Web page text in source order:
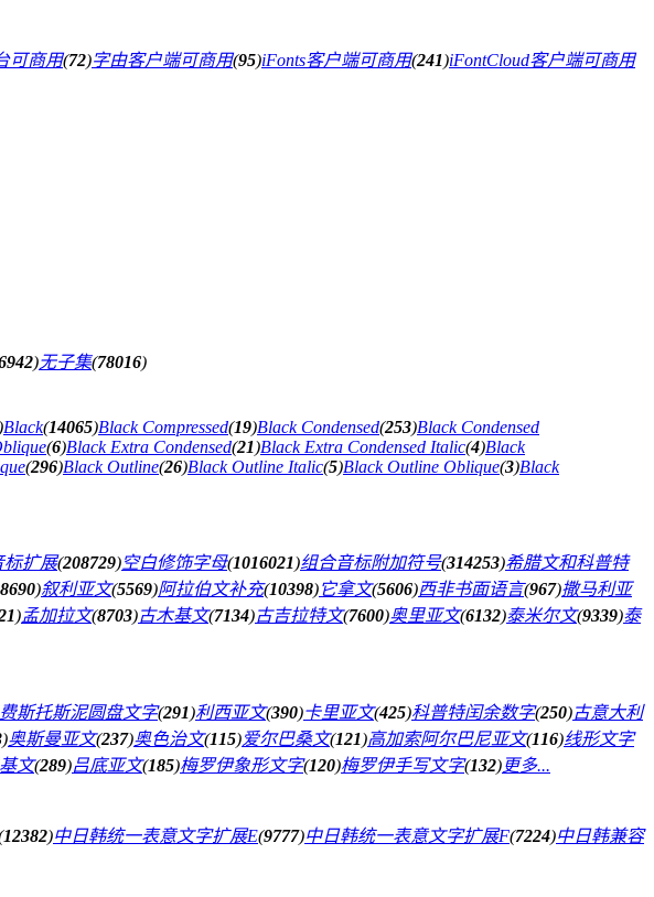
可商用(72)字由客户端可商用(95)iFonts客户端可商用(241)iFontCloud客户端可商用
)无子集(78016)
)Black(14065)Black Compressed(19)Black Condensed(253)Black Condensed
(6)Black Extra Condensed(21)Black Extra Condensed Italic(4)Black
(296)Black Outline(26)Black Outline Italic(5)Black Outline Oblique(3)Black
标扩展(208729)空白修饰字母(1016021)组合音标附加符号(314253)希腊文和科普特
)叙利亚文(5569)阿拉伯文补充(10398)它拿文(5606)西非书面语言(967)撒马利亚
)孟加拉文(8703)古木基文(7134)古吉拉特文(7600)奥里亚文(6132)泰米尔文(9339)泰
费斯托斯泥圆盘文字(291)利西亚文(390)卡里亚文(425)科普特闰余数字(250)古意大利
)奥斯曼亚文(237)奥色治文(115)爱尔巴桑文(121)高加索阿尔巴尼亚文(116)线形文字
文(289)吕底亚文(185)梅罗伊象形文字(120)梅罗伊手写文字(132)更多...
12382)中日韩统一表意文字扩展E(9777)中日韩统一表意文字扩展F(7224)中日韩兼容